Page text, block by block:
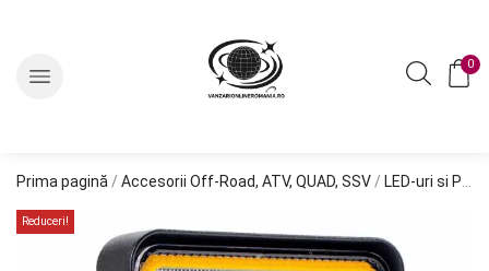
0
Prima pagină / Accesorii Off-Road, ATV, QUAD, SSV / LED-uri si Proiectoare Off-Road, ATV, SSV
Reduceri!